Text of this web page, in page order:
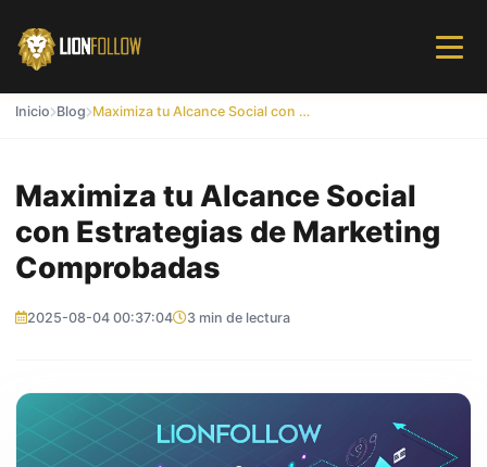
Inicio Blog Maximiza tu Alcance Social con Estrategias de Marketing Comprobadas
Maximiza tu Alcance Social
con Estrategias de Marketing
Comprobadas
2025-08-04 00:37:04 3 min de lectura